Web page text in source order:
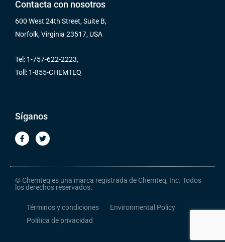
Contacta con nosotros
600 West 24th Street, Suite B,
Norfolk, Virginia 23517, USA
Tel: 1-757-622-2223,
Toll: 1-855-CHEMTEQ
Síganos
F
a
o
k
-
T
w
© Chemteq es una marca registrada de Chemteq, Inc. Todos
los derechos reservados.
Términos y condiciones
Environmental Policy
Política de privacidad